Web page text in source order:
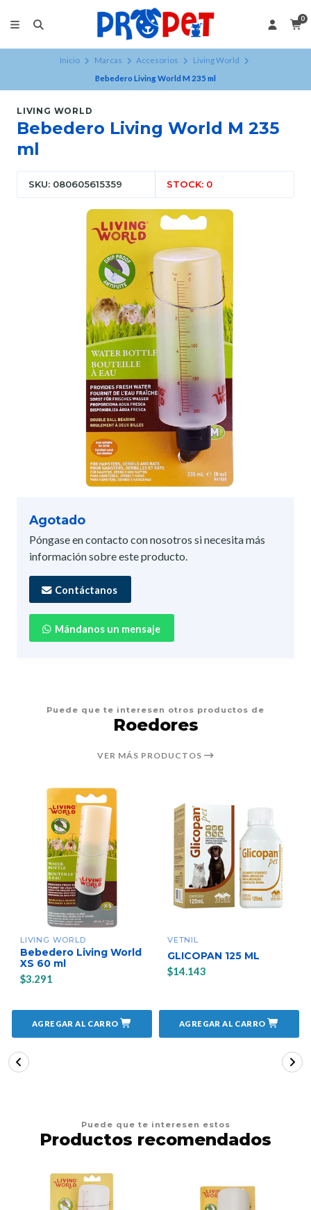
0
Inicio Marcas Accesorios
Living World
Bebedero Living World M 235 ml
LIVING WORLD
Bebedero Living World M 235
ml
SKU: 080605615359 STOCK: 0
Agotado
Póngase en contacto con nosotros si necesita más
información sobre este producto.
Contáctanos
Mándanos un mensaje
Puede que te interesen otros productos de
Roedores
VER MÁS PRODUCTOS
LIVING WORLD
Bebedero Living World
XS 60 ml
$3.291
AGREGAR AL CARRO
VETNIL
GLICOPAN 125 ML
$14.143
AGREGAR AL CARRO
Puede que te interesen estos
Productos recomendados